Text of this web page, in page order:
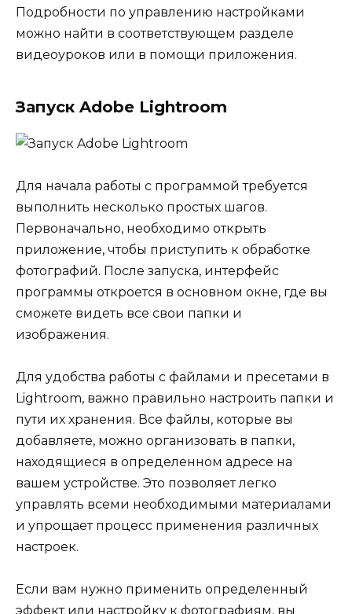
Подробности по управлению настройками
можно найти в соответствующем разделе
видеоуроков или в помощи приложения.
Запуск Adobe Lightroom
Для начала работы с программой требуется
выполнить несколько простых шагов.
Первоначально, необходимо открыть
приложение, чтобы приступить к обработке
фотографий. После запуска, интерфейс
программы откроется в основном окне, где вы
сможете видеть все свои папки и
изображения.
Для удобства работы с файлами и пресетами в
Lightroom, важно правильно настроить папки и
пути их хранения. Все файлы, которые вы
добавляете, можно организовать в папки,
находящиеся в определенном адресе на
вашем устройстве. Это позволяет легко
управлять всеми необходимыми материалами
и упрощает процесс применения различных
настроек.
Если вам нужно применить определенный
эффект или настройку к фотографиям, вы